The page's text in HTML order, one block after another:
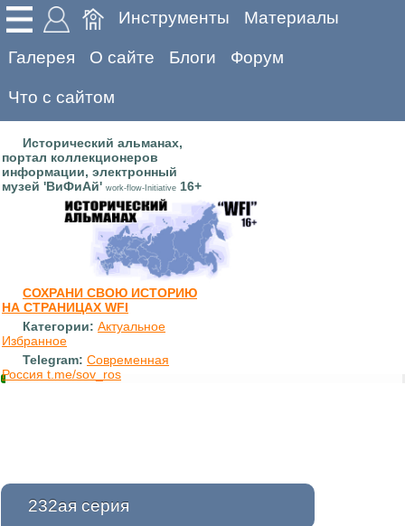
Инструменты Материалы
Галерея О сайте Блоги Форум
Что с сайтом
Исторический альманах,
портал коллекционеров
информации, электронный
музей 'ВиФиАй' work-flow-Initiative 16+
СОХРАНИ СВОЮ ИСТОРИЮ
НА СТРАНИЦАХ WFI
Категории: Актуальное
Избранное
Telegram: Современная
Россия t.me/sov_ros
232ая серия